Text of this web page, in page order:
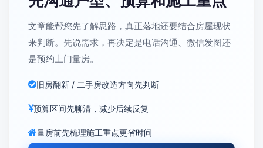
文章能帮您先了解思路，真正落地还要结合房屋现状
来判断。先说需求，再决定是电话沟通、微信发图还
是预约上门量房。
旧房翻新 / 二手房改造方向先判断
预算区间先聊清，减少后续反复
量房前先梳理施工重点更省时间